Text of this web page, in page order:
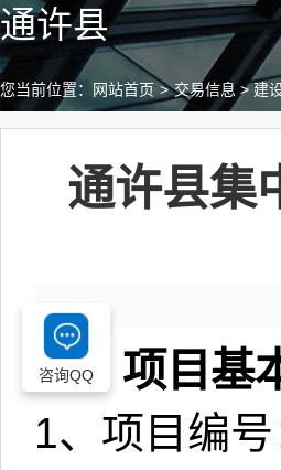
通许县
您当前位置： 网站首页 > 交易信息 >建
通许县集
一、项目基
1、项目编号
咨询QQ